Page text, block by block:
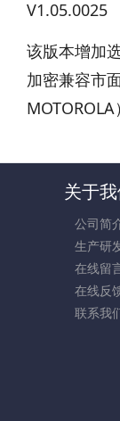
V1.05.0025
该版本增加
加密兼容市
MOTOROLA）
关于
公司简
生产研
在线留
在线反
联系我